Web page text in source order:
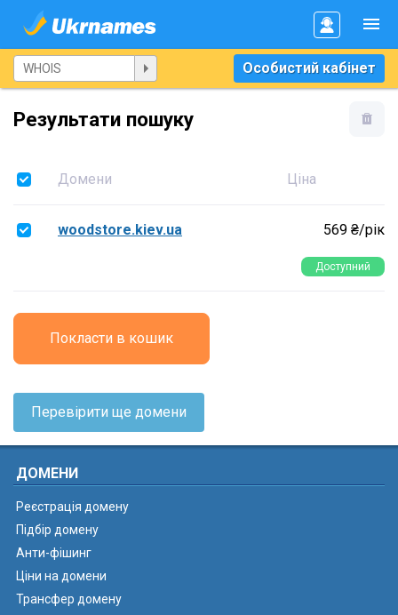
Особистий кабінет
Результати пошуку
Домени Ціна
woodstore.kiev.ua 569 ₴/рік
Доступний
Покласти в кошик
Перевірити ще домени
ДОМЕНИ
Реєстрація домену
Підбір домену
Анти-фішинг
Ціни на домени
Трансфер домену